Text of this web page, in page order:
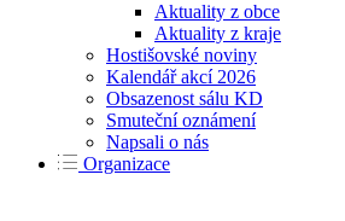
Aktuality z obce
Aktuality z kraje
Hostišovské noviny
Kalendář akcí 2026
Obsazenost sálu KD
Smuteční oznámení
Napsali o nás
Organizace